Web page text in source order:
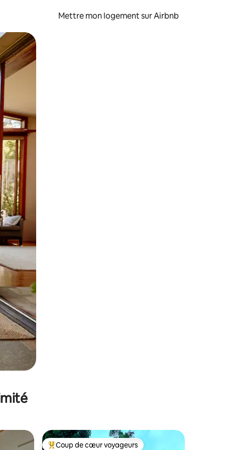
Mettre mon logement sur Airbnb
glisser.
Coup de cœur voyageurs